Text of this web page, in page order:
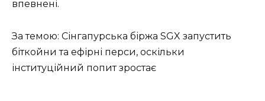
впевнені.
За темою: Сінгапурська біржа SGX запустить
біткойни та ефірні перси, оскільки
інституційний попит зростає